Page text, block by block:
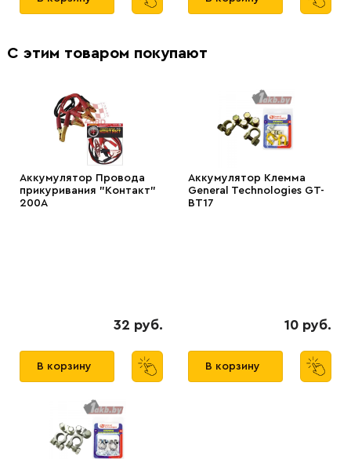
С этим товаром покупают
Аккумулятор Провода
прикуривания "Контакт"
200А
32 руб.
В корзину
Аккумулятор Клемма
General Technologies GT-
BT17
10 руб.
В корзину